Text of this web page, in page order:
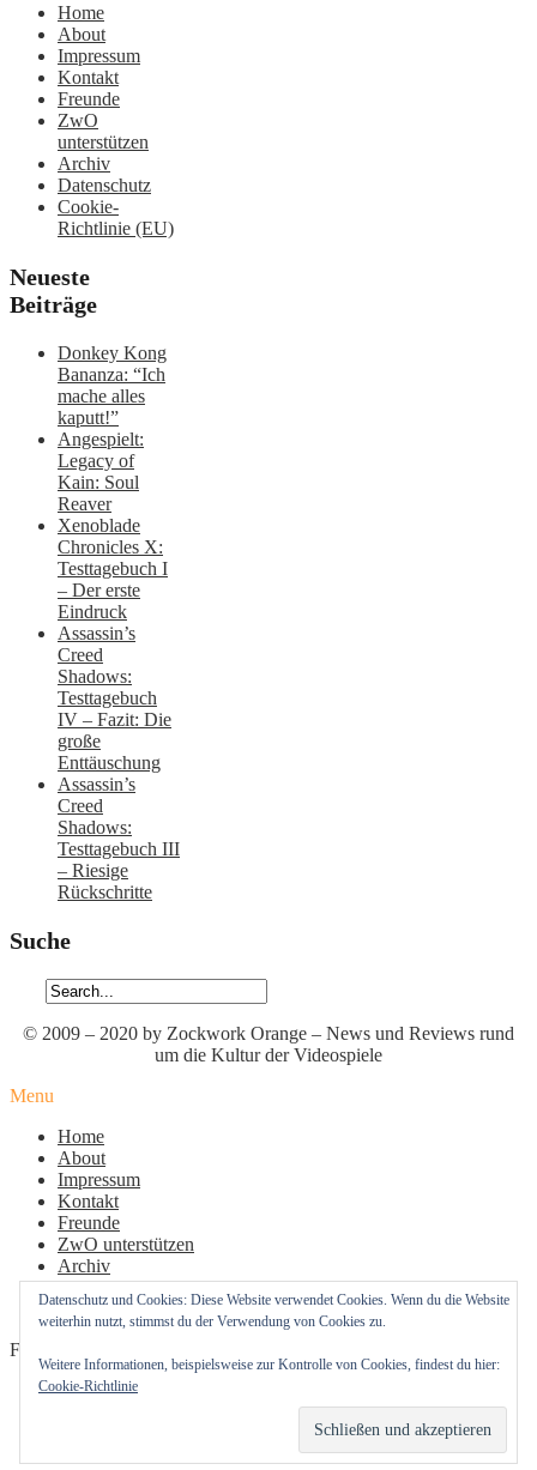
Home
About
Impressum
Kontakt
Freunde
ZwO
unterstützen
Archiv
Datenschutz
Cookie-
Richtlinie (EU)
Neueste
Beiträge
Donkey Kong
Bananza: “Ich
mache alles
kaputt!”
Angespielt:
Legacy of
Kain: Soul
Reaver
Xenoblade
Chronicles X:
Testtagebuch I
– Der erste
Eindruck
Assassin’s
Creed
Shadows:
Testtagebuch
IV – Fazit: Die
große
Enttäuschung
Assassin’s
Creed
Shadows:
Testtagebuch III
– Riesige
Rückschritte
Suche
© 2009 – 2020 by Zockwork Orange – News und Reviews rund
um die Kultur der Videospiele
Menu
Home
About
Impressum
Kontakt
Freunde
ZwO unterstützen
Archiv
Datenschutz
Cookie-Richtlinie (EU)
Follow Us
Profil
Facebook
Profil
Twitter
Profil
Instagram
Datenschutz und Cookies: Diese Website verwendet Cookies. Wenn du die Website
weiterhin nutzt, stimmst du der Verwendung von Cookies zu.
Weitere Informationen, beispielsweise zur Kontrolle von Cookies, findest du hier:
Cookie-Richtlinie